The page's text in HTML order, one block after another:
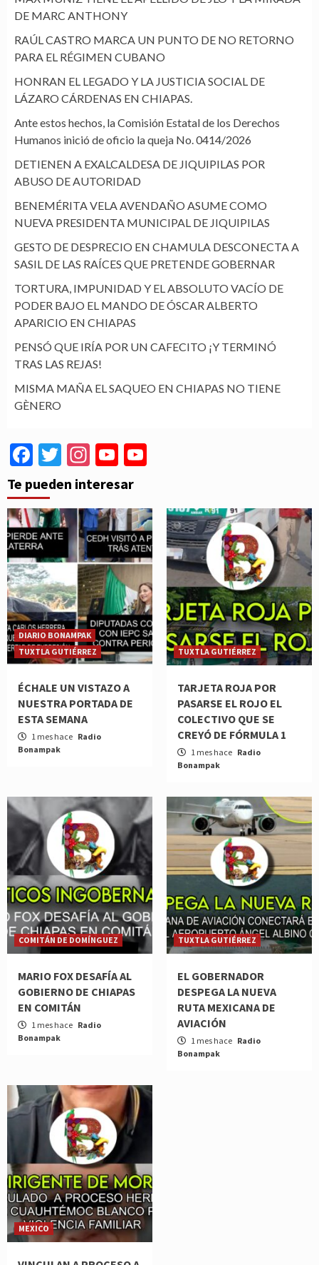
DE MARC ANTHONY
RAÚL CASTRO MARCA UN PUNTO DE NO RETORNO
PARA EL RÉGIMEN CUBANO
HONRAN EL LEGADO Y LA JUSTICIA SOCIAL DE
LÁZARO CÁRDENAS EN CHIAPAS.
Ante estos hechos, la Comisión Estatal de los Derechos
Humanos inició de oficio la queja No. 0414/2026
DETIENEN A EXALCALDESA DE JIQUIPILAS POR
ABUSO DE AUTORIDAD
BENEMÉRITA VELA AVENDAÑO ASUME COMO
NUEVA PRESIDENTA MUNICIPAL DE JIQUIPILAS
GESTO DE DESPRECIO EN CHAMULA DESCONECTA A
SASIL DE LAS RAÍCES QUE PRETENDE GOBERNAR
TORTURA, IMPUNIDAD Y EL ABSOLUTO VACÍO DE
PODER BAJO EL MANDO DE ÓSCAR ALBERTO
APARICIO EN CHIAPAS
PENSÓ QUE IRÍA POR UN CAFECITO ¡Y TERMINÓ
TRAS LAS REJAS!
MISMA MAÑA EL SAQUEO EN CHIAPAS NO TIENE
GÈNERO
Facebook
Twitter
Instagram
YouTube
Te pueden interesar
DIARIO BONAMPAK
TUXTLA GUTIÉRREZ
ÉCHALE UN VISTAZO A
NUESTRA PORTADA DE
ESTA SEMANA
1 mes hace Radio
Bonampak
TUXTLA GUTIÉRREZ
TARJETA ROJA POR
PASARSE EL ROJO EL
COLECTIVO QUE SE
CREYÓ DE FÓRMULA 1
1 mes hace Radio
Bonampak
COMITÁN DE DOMÍNGUEZ
MARIO FOX DESAFÍA AL
GOBIERNO DE CHIAPAS
EN COMITÁN
1 mes hace Radio
Bonampak
TUXTLA GUTIÉRREZ
EL GOBERNADOR
DESPEGA LA NUEVA
RUTA MEXICANA DE
AVIACIÓN
1 mes hace Radio
Bonampak
MEXICO